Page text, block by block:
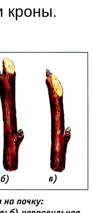
кроны.